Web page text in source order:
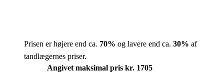
Prisen er højere end ca. 70% og lavere end ca. 30% af
tandlægernes priser.
Angivet maksimal pris kr. 1705